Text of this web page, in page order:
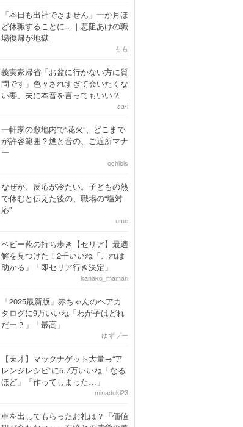
「本日も出社できません」一か月ほ
ど休職することに…｜悪阻あけの職
場復帰が地獄
もも
義実家帰省「お盆に行かない方に質
問です」色々されすぎて会いたくな
い妻、夫に本音を言ってもいい？
sa-i
一軒家の敷地内で“花火”、どこまで
が許容範囲？煙と音の、ご近所マナ
ー
ochibis
なぜか、反応が冷たい。子どもの熱
で休むと伝えた後の、職場の“塩対
応”
ume
ベビー靴の持ち歩き【セリア】最適
解を見つけた！2千いいね「これは
助かる」「即セリア行き決定」
kanako_mamari
「2025最新版」赤ちゃんのヘアカ
タログに9万いいね「わが子はどれ
だー？」「最高」
ゆずプー
【天才】マックナゲット大量→“ア
レンジレシピ”に5.7万いいね「なる
ほど」「作ってしまった…」
minaduki23
車を出してもらったお礼は？「価値